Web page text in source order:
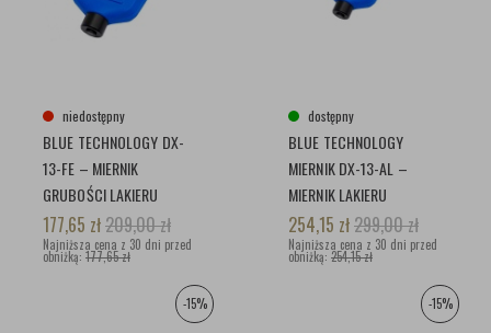
niedostępny
BLUE TECHNOLOGY DX-
13-FE – MIERNIK
GRUBOŚCI LAKIERU
177,65 zł209,00zł
Najniższa cena z 30 dni przed
obniżką: 177,65 zł
dostępny
BLUE TECHNOLOGY
MIERNIK DX-13-AL –
MIERNIK LAKIERU
254,15 zł299,00zł
Najniższa cena z 30 dni przed
obniżką: 254,15 zł
-15% -15%